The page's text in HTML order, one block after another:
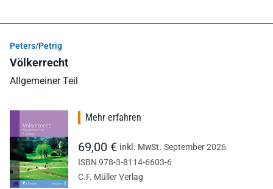
Peters/Petrig
Völkerrecht
Allgemeiner Teil
Mehr erfahren
69,00 € inkl. MwSt. September 2026
ISBN 978-3-8114-6603-6
C.F. Müller Verlag